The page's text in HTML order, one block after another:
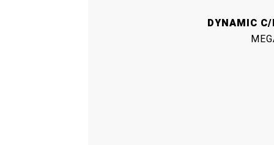
DYNAMIC C/